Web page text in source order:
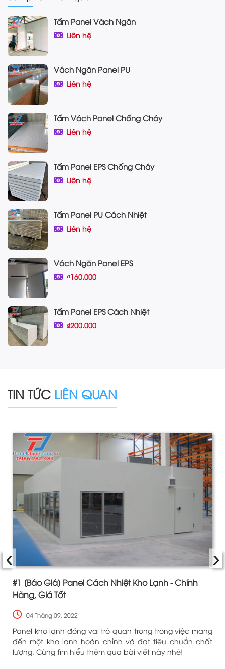
Tấm Panel Vách Ngăn
Liên hệ
Vách Ngăn Panel PU
Liên hệ
Tấm Vách Panel Chống Cháy
Liên hệ
Tấm Panel EPS Chống Cháy
Liên hệ
Tấm Panel PU Cách Nhiệt
Liên hệ
Vách Ngăn Panel EPS
₫160.000
Tấm Panel EPS Cách Nhiệt
₫200.000
TIN TỨC LIÊN QUAN
#1 [Báo Giá] Panel Cách Nhiệt Kho Lạnh - Chính
Hãng, Giá Tốt
04 Tháng 09, 2022
Panel kho lạnh đóng vai trò quan trọng trong việc mang
đến một kho lạnh hoàn chỉnh và đạt tiêu chuẩn chất
lượng. Cùng tìm hiểu thêm qua bài viết này nhé!
‹ ›